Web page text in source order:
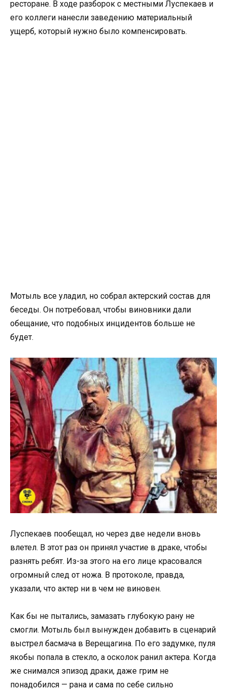
ресторане. В ходе разборок с местными Луспекаев и
его коллеги нанесли заведению материальный
ущерб, который нужно было компенсировать.
Мотыль все уладил, но собрал актерский состав для
беседы. Он потребовал, чтобы виновники дали
обещание, что подобных инцидентов больше не
будет.
Луспекаев пообещал, но через две недели вновь
влетел. В этот раз он принял участие в драке, чтобы
разнять ребят. Из-за этого на его лице красовался
огромный след от ножа. В протоколе, правда,
указали, что актер ни в чем не виновен.
Как бы не пытались, замазать глубокую рану не
смогли. Мотыль был вынужден добавить в сценарий
выстрел басмача в Верещагина. По его задумке, пуля
якобы попала в стекло, а осколок ранил актера. Когда
же снимался эпизод драки, даже грим не
понадобился — рана и сама по себе сильно